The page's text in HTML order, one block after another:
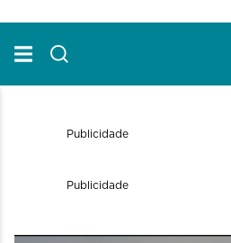
Publicidade
Publicidade